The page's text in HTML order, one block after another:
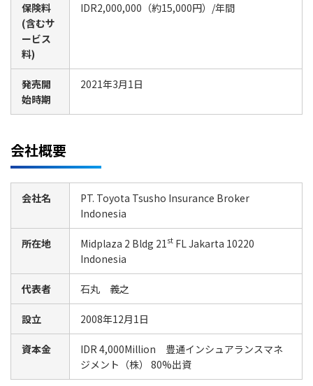
保険料
(含むサ
ービス
料)
IDR2,000,000（約15,000円）/年間
発売開
始時期
2021年3月1日
会社概要
会社名
PT. Toyota Tsusho Insurance Broker
Indonesia
所在地 Midplaza 2 Bldg 21 st FL Jakarta 10220
Indonesia
代表者 石丸 義之
設立 2008年12月1日
資本金
IDR 4,000Million 豊通インシュアランスマネ
ジメント（株） 80%出資